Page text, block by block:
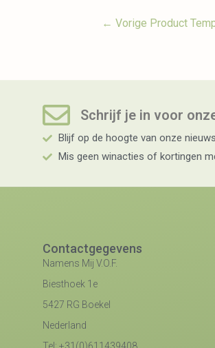
← Vorige Product
Schrijf je in voor
Blijf op de hoogte van onze
Mis geen winacties of kortingen
Contactgegevens
Namens Mij V.O.F.
Biesthoek 1e
5427 RG Boekel
Nederland